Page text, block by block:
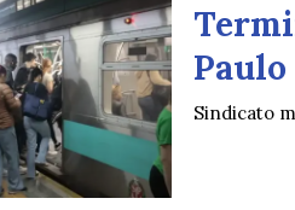
Paulo
Sindicato